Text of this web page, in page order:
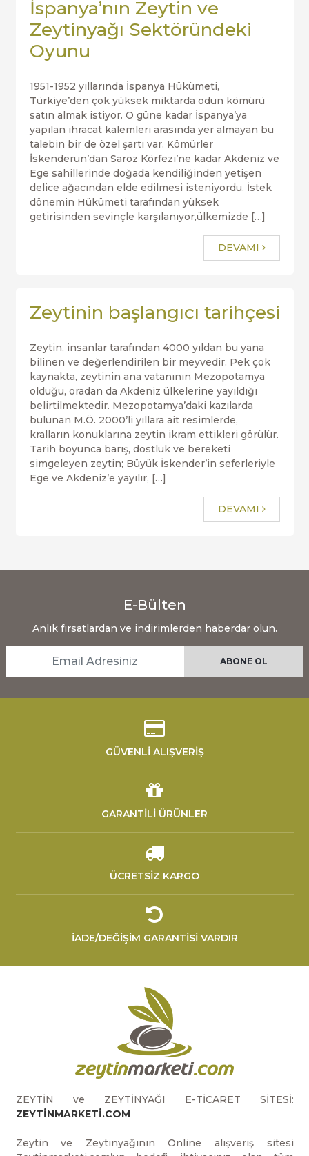
İspanya’nın Zeytin ve
Zeytinyağı Sektöründeki
Oyunu
1951-1952 yıllarında İspanya Hükümeti,
Türkiye’den çok yüksek miktarda odun kömürü
satın almak istiyor. O güne kadar İspanya’ya
yapılan ihracat kalemleri arasında yer almayan bu
talebin bir de özel şartı var. Kömürler
İskenderun’dan Saroz Körfezi’ne kadar Akdeniz ve
Ege sahillerinde doğada kendiliğinden yetişen
delice ağacından elde edilmesi isteniyordu. İstek
dönemin Hükümeti tarafından yüksek
getirisinden sevinçle karşılanıyor,ülkemizde […]
DEVAMI
Zeytinin başlangıcı tarihçesi
Zeytin, insanlar tarafından 4000 yıldan bu yana
bilinen ve değerlendirilen bir meyvedir. Pek çok
kaynakta, zeytinin ana vatanının Mezopotamya
olduğu, oradan da Akdeniz ülkelerine yayıldığı
belirtilmektedir. Mezopotamya’daki kazılarda
bulunan M.Ö. 2000’li yıllara ait resimlerde,
kralların konuklarına zeytin ikram ettikleri görülür.
Tarih boyunca barış, dostluk ve bereketi
simgeleyen zeytin; Büyük İskender’in seferleriyle
Ege ve Akdeniz’e yayılır, […]
DEVAMI
E-Bülten
Anlık fırsatlardan ve indirimlerden haberdar olun.
GÜVENLİ ALIŞVERİŞ
GARANTİLİ ÜRÜNLER
ÜCRETSİZ KARGO
İADE/DEĞİŞİM GARANTİSİ VARDIR
ZEYTİN ve ZEYTİNYAĞI E-TİCARET SİTESİ:
ZEYTİNMARKETİ.COM
Zeytin ve Zeytinyağının Online alışveriş sitesi